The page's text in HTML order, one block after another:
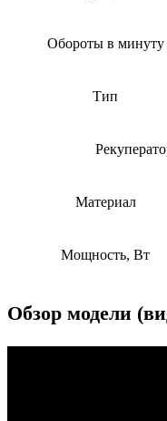
Обороты в минуту
Тип
Материал
Мощность, Вт
Обзор модели